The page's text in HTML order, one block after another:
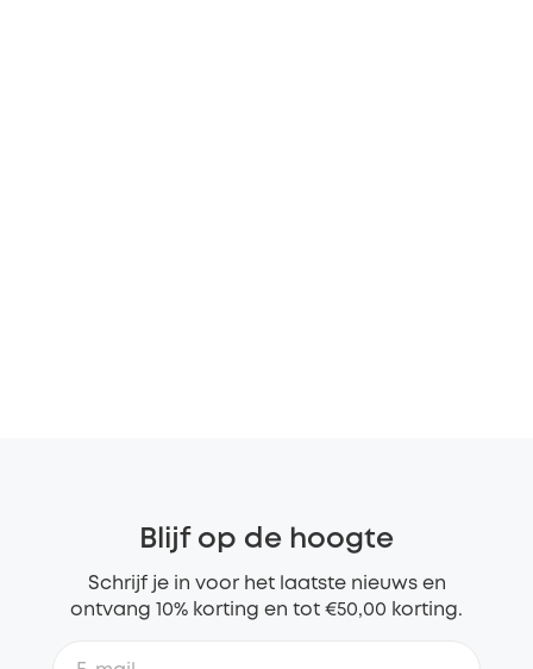
Blijf op de hoogte
Schrijf je in voor het laatste nieuws en
ontvang 10% korting en tot €50,00 korting.